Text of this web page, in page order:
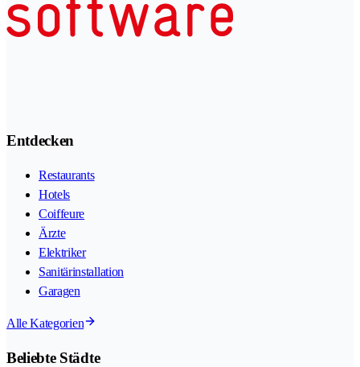
Entdecken
Restaurants
Hotels
Coiffeure
Ärzte
Elektriker
Sanitärinstallation
Garagen
Alle Kategorien
Beliebte Städte